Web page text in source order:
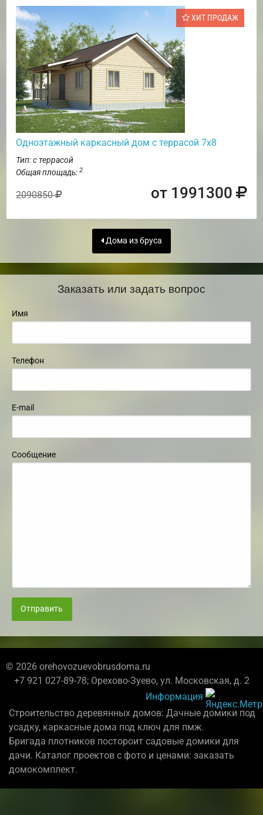
ХИТ ПРОДАЖ
Одноэтажный каркасный дом с террасой 7х8
Тип: с террасой
Общая площадь: 2
2090850 от 1991300
Дома из бруса
Заказать или задать вопрос
Имя
Телефон
E-mail
Сообщение
Отправить
© 2026 orehovozuevobrusdoma.ru
+7 921 027-89-78; Орехово-Зуево, ул. Московская, д. 2
Информация
Строительство деревянных домов: Дачные домики под
усадку, каркасные дома под ключ для пмж.
Бригада плотников постороит садовые домики для
дачи. Каталог проектов с фото и ценами: заказать
домокомплект.